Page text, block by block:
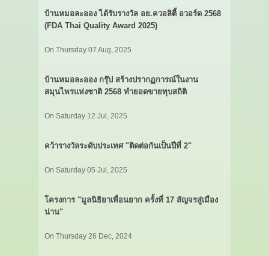
บ้านหมอละออง ได้รับรางวัล อย.ควอลิตี้ อวอร์ด 2568
(FDA Thai Quality Award 2025)
On Thursday 07 Aug, 2025
บ้านหมอละออง กรุ๊ป สร้างปรากฏการณ์ในงาน
สมุนไพรแห่งชาติ 2568 ทำยอดขายทุบสถิติ
On Saturday 12 Jul, 2025
คว้ารางวัลระดับประเทศ "ติดต่อกันเป็นปีที่ 2"
On Saturday 05 Jul, 2025
โครงการ "มูลนิธิยาเพื่อนยาก ครั้งที่ 17 สัญจรสู่เมือง
น่าน"
On Thursday 26 Dec, 2024